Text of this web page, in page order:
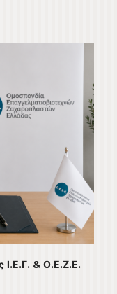
Ι.Ε.Γ. & Ο.Ε.Ζ.Ε.